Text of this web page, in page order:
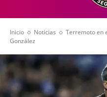
Inicio Noticias
Terremoto en
González